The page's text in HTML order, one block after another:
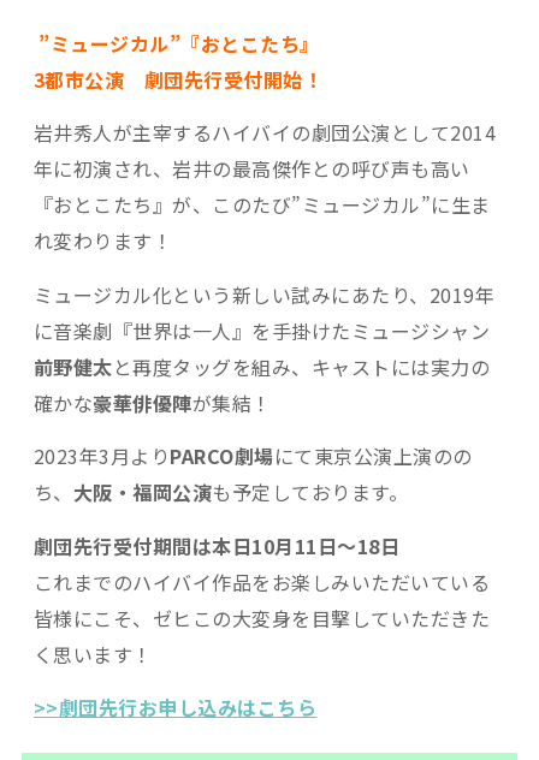
”ミュージカル”『おとこたち』
3都市公演 劇団先行受付開始！
岩井秀人が主宰するハイバイの劇団公演として2014
年に初演され、岩井の最高傑作との呼び声も高い
『おとこたち』が、このたび”ミュージカル”に生ま
れ変わります！
ミュージカル化という新しい試みにあたり、2019年
に音楽劇『世界は一人』を手掛けたミュージシャン
前野健太と再度タッグを組み、キャストには実力の
確かな豪華俳優陣が集結！
2023年3月よりPARCO劇場にて東京公演上演のの
ち、 大阪・福岡公演も予定しております。
劇団先行受付期間は本日10月11日～18日
これまでのハイバイ作品をお楽しみいただいている
皆様にこそ、ゼヒこの大変身を目撃していただきた
く思います！
>>劇団先行お申し込みはこちら